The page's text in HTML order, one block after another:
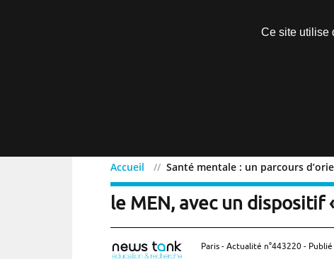
Accueil Santé mentale : un parcours
Santé mentale : un
le MEN, avec un dispositif
Paris - Actualité n°443220 - Publié
Ce site utilise